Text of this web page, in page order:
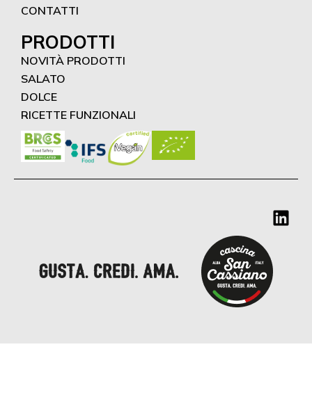
CONTATTI
PRODOTTI
NOVITÀ PRODOTTI
SALATO
DOLCE
RICETTE FUNZIONALI